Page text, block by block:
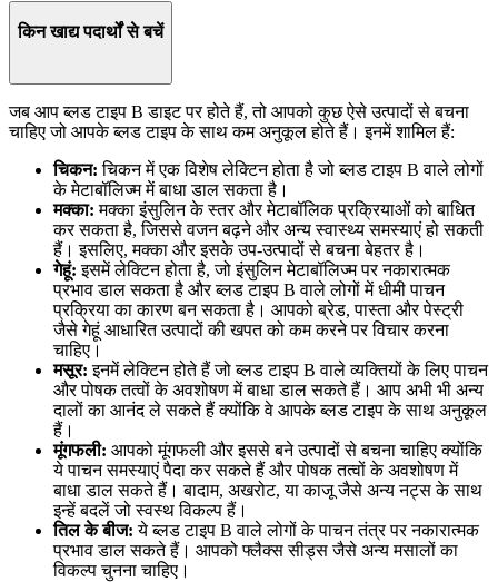
किन खाद्य पदार्थों से बचें
जब आप ब्लड टाइप B डाइट पर होते हैं, तो आपको कुछ ऐसे उत्पादों से बचना
चाहिए जो आपके ब्लड टाइप के साथ कम अनुकूल होते हैं। इनमें शामिल हैं:
चिकन: चिकन में एक विशेष लेक्टिन होता है जो ब्लड टाइप B वाले लोगों
के मेटाबॉलिज्म में बाधा डाल सकता है।
मक्का: मक्का इंसुलिन के स्तर और मेटाबॉलिक प्रक्रियाओं को बाधित
कर सकता है, जिससे वजन बढ़ने और अन्य स्वास्थ्य समस्याएं हो सकती
हैं। इसलिए, मक्का और इसके उप-उत्पादों से बचना बेहतर है।
गेहूं: इसमें लेक्टिन होता है, जो इंसुलिन मेटाबॉलिज्म पर नकारात्मक
प्रभाव डाल सकता है और ब्लड टाइप B वाले लोगों में धीमी पाचन
प्रक्रिया का कारण बन सकता है। आपको ब्रेड, पास्ता और पेस्ट्री
जैसे गेहूं आधारित उत्पादों की खपत को कम करने पर विचार करना
चाहिए।
मसूर: इनमें लेक्टिन होते हैं जो ब्लड टाइप B वाले व्यक्तियों के लिए पाचन
और पोषक तत्वों के अवशोषण में बाधा डाल सकते हैं। आप अभी भी अन्य
दालों का आनंद ले सकते हैं क्योंकि वे आपके ब्लड टाइप के साथ अनुकूल
हैं।
मूंगफली: आपको मूंगफली और इससे बने उत्पादों से बचना चाहिए क्योंकि
ये पाचन समस्याएं पैदा कर सकते हैं और पोषक तत्वों के अवशोषण में
बाधा डाल सकते हैं। बादाम, अखरोट, या काजू जैसे अन्य नट्स के साथ
इन्हें बदलें जो स्वस्थ विकल्प हैं।
तिल के बीज: ये ब्लड टाइप B वाले लोगों के पाचन तंत्र पर नकारात्मक
प्रभाव डाल सकते हैं। आपको फ्लैक्स सीड्स जैसे अन्य मसालों का
विकल्प चुनना चाहिए।